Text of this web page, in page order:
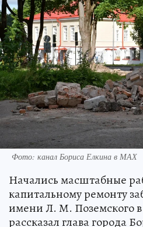
Фото: канал Бориса Елкина в МАХ
Начались масштабные
капитальному ремонту
имени Л. М. Поземского
рассказал глава города